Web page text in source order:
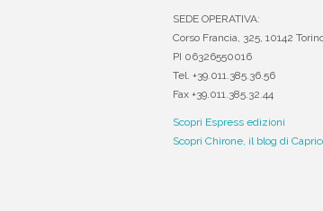
SEDE OPERATIVA:
Corso Francia, 325, 10142
PI 06326550016
Tel. +39.011.385.36.56
Fax +39.011.385.32.44
Scopri Espress edizioni
Scopri Chirone, il blog di